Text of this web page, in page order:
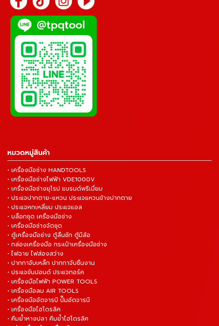
หมวดหมู่สินค้า
• เครื่องมือช่าง HANDTOOLS
• เครื่องมือช่างไฟฟ้า VDE1000V
• เครื่องมือช่างยุโรป แบรนด์พรีเมี่ยม
• ประแจปากตาย-แหวน ประแจแหวนข้างปากตาย
• ประแจหกเหลี่ยม ประแจแอล
• บล็อกชุด เครื่องมือช่าง
• เครื่องมือช่างจัดชุด
• ตู้เครื่องมือช่าง ตู้ลิ้นชัก ตู้มีล้อ
• กล่องเครื่องมือ กระเป๋าเครื่องมือช่าง
• ไฟฉาย ไฟส่องสว่าง
• ปากกาจับเหล็ก ปากกาจับชิ้นงาน
• ประแจขันปอนด์ ประแจทอร์ค
• เครื่องมือไฟฟ้า POWER TOOLS
• เครื่องมือลม AIR TOOLS
• เครื่องมืออัดจารบี ปั๊มอัดจารบี
• เครื่องมือไฮโดรลิค
• คีมย้ำหางปลา คีมย้ำไฮโดรลิค